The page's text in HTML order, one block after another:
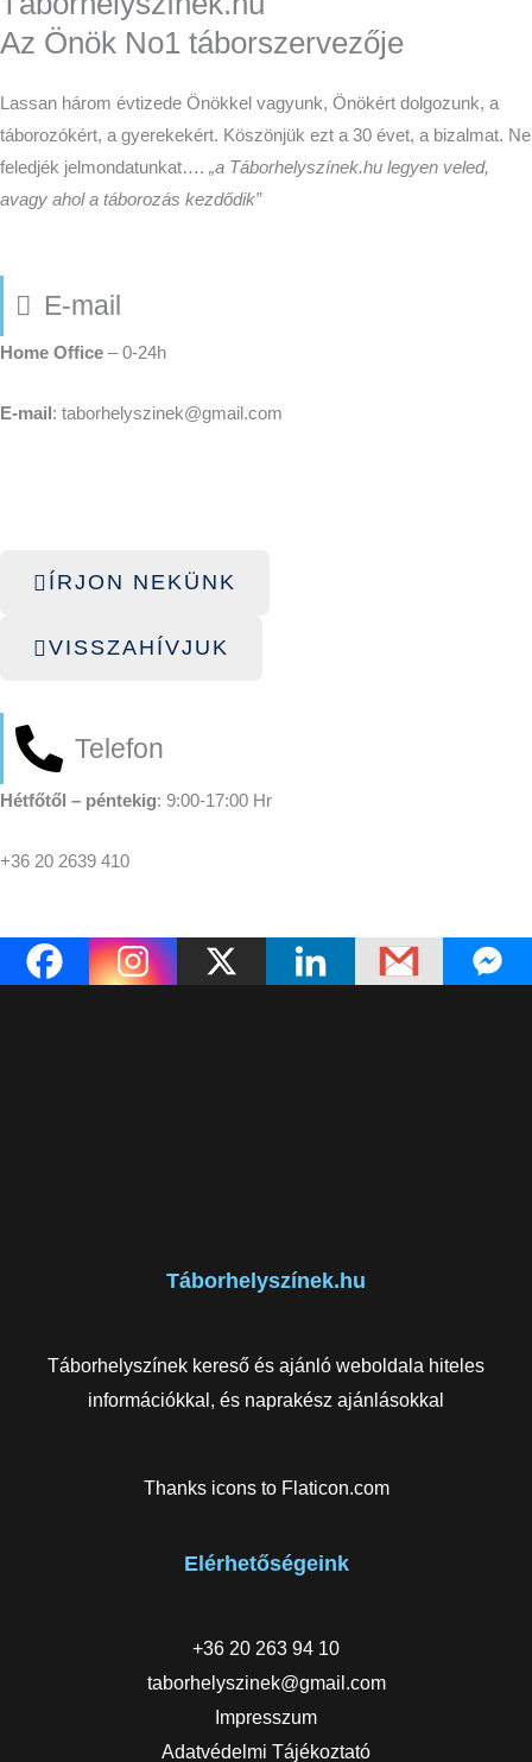
Az Önök No1 táborszervezője
Lassan három évtizede Önökkel vagyunk, Önökért dolgozunk, a
táborozókért, a gyerekekért. Köszönjük ezt a 30 évet, a bizalmat. Ne
feledjék jelmondatunkat…. „a Táborhelyszínek.hu legyen veled,
avagy ahol a táborozás kezdődik”
E-mail
Home Office – 0-24h
E-mail: taborhelyszinek@gmail.com
ÍRJON NEKÜNK
VISSZAHÍVJUK
Telefon
Hétfőtől – péntekig: 9:00-17:00 Hr
+36 20 2639 410
Táborhelyszínek.hu
Táborhelyszínek kereső és ajánló weboldala hiteles
információkkal, és naprakész ajánlásokkal
Thanks icons to Flaticon.com
Elérhetőségeink
+36 20 263 94 10
taborhelyszinek@gmail.com
Impresszum
Adatvédelmi Tájékoztató